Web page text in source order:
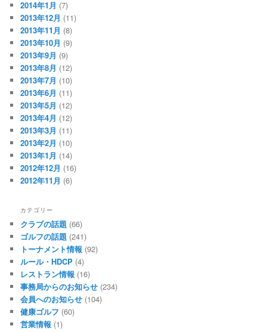
2014年1月 (7)
2013年12月 (11)
2013年11月 (8)
2013年10月 (9)
2013年9月 (9)
2013年8月 (12)
2013年7月 (10)
2013年6月 (11)
2013年5月 (12)
2013年4月 (12)
2013年3月 (11)
2013年2月 (10)
2013年1月 (14)
2012年12月 (16)
2012年11月 (6)
カテゴリー
クラブの話題 (66)
ゴルフの話題 (241)
トーナメント情報 (92)
ルール・HDCP (4)
レストラン情報 (16)
事務局からのお知らせ (234)
会員へのお知らせ (104)
健康ゴルフ (60)
営業情報 (1)